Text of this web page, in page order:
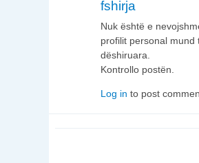
fshirja
Nuk është e
profilit personal
dëshiruara.
Kontrollo postën.
Log in to post